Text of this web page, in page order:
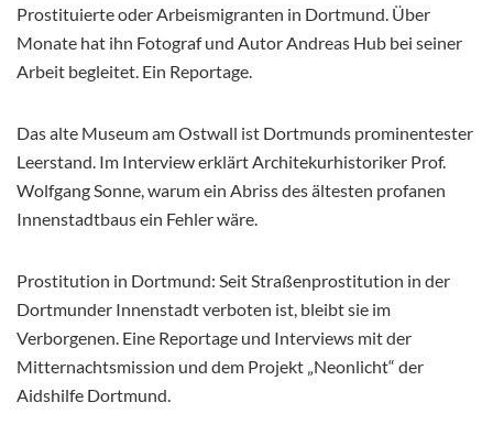
Prostituierte oder Arbeismigranten in Dortmund. Über
Monate hat ihn Fotograf und Autor Andreas Hub bei seiner
Arbeit begleitet. Ein Reportage.
Das alte Museum am Ostwall ist Dortmunds prominentester
Leerstand. Im Interview erklärt Architekurhistoriker Prof.
Wolfgang Sonne, warum ein Abriss des ältesten profanen
Innenstadtbaus ein Fehler wäre.
Prostitution in Dortmund: Seit Straßenprostitution in der
Dortmunder Innenstadt verboten ist, bleibt sie im
Verborgenen. Eine Reportage und Interviews mit der
Mitternachtsmission und dem Projekt „Neonlicht“ der
Aidshilfe Dortmund.